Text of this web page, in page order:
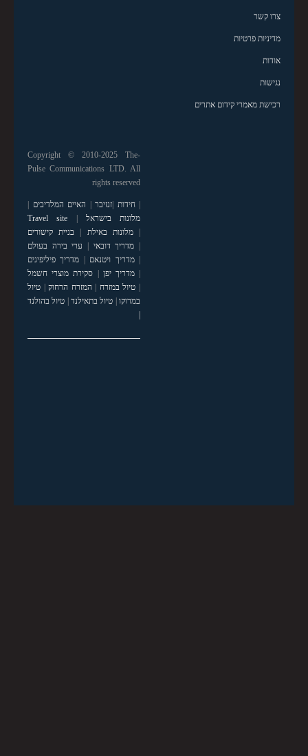
צרו קשר
מדיניות פרטיות
אודות
נגישות
רכישת מאמרי קידום אתרים
Copyright © 2010-2025 The-
Pulse Communications LTD. All
rights reserved
|חידות זנזיבר האיים המלדיבים
מלונות בישראל
Travel site
|מלונות באילת
בניית קישורים
מדריך דובאי
ערי בירה בעולם
|מדריך ויטנאם
מדריך פיליפינים
|מדריך יפן
סקירת מוצרי חשמל
טיול במזרח המזרח הרחוק| טיול
במרוקו| טיול בתאילנד| טיול בהולנד